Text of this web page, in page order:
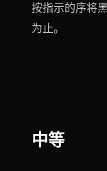
按指示的序将
为止。
中等